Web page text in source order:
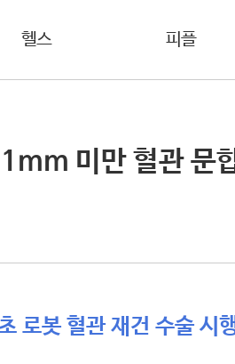
헬스 피플
미만 혈관 문
로봇 혈관 재건 수술 시